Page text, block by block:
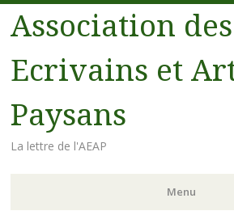
Association des
Ecrivains et
Paysans
La lettre de l'AEAP
Menu